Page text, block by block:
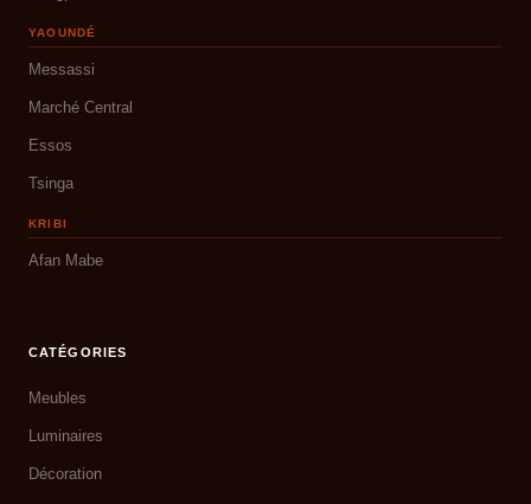
YAOUNDÉ
Messassi
Marché Central
Essos
Tsinga
KRIBI
Afan Mabe
CATÉGORIES
Meubles
Luminaires
Décoration